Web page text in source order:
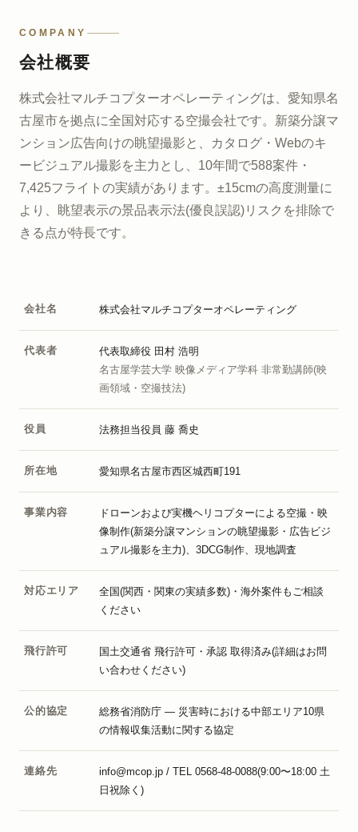
COMPANY
会社概要
株式会社マルチコプターオペレーティングは、愛知県名
古屋市を拠点に全国対応する空撮会社です。新築分譲マ
ンション広告向けの眺望撮影と、カタログ・Webのキ
ービジュアル撮影を主力とし、10年間で588案件・
7,425フライトの実績があります。±15cmの高度測量に
より、眺望表示の景品表示法(優良誤認)リスクを排除で
きる点が特長です。
会社名 株式会社マルチコプターオペレーティング
代表者 代表取締役 田村 浩明
名古屋学芸大学 映像メディア学科 非常勤講師(映
画領域・空撮技法)
役員 法務担当役員 藤 喬史
所在地 愛知県名古屋市西区城西町191
事業内容
ドローンおよび実機ヘリコプターによる空撮・映
像制作(新築分譲マンションの眺望撮影・広告ビジ
ュアル撮影を主力)、3DCG制作、現地調査
対応エリア
全国(関西・関東の実績多数)・海外案件もご相談
ください
飛行許可
国土交通省 飛行許可・承認 取得済み(詳細はお問
い合わせください)
公的協定
総務省消防庁 — 災害時における中部エリア10県
の情報収集活動に関する協定
連絡先
info@mcop.jp / TEL 0568-48-0088(9:00〜18:00 土
日祝除く)